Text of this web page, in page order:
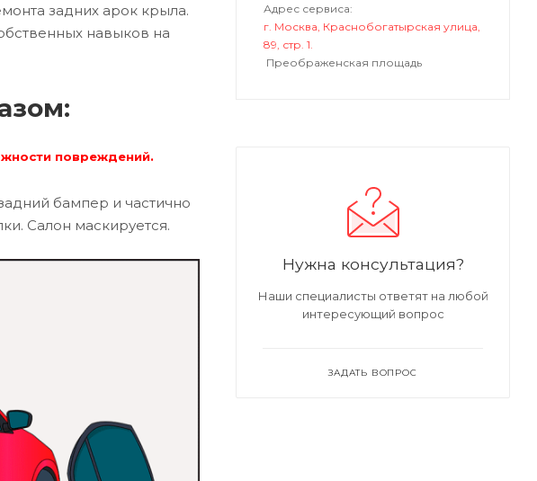
задних арок крыла.
навыков на
повреждений.
бампер и частично
Салон маскируется.
Адрес сервиса:
г. Москва, Краснобогатырская улица,
89, стр. 1.
Преображенская площадь
Нужна консультация?
Наши специалисты ответят на любой
интересующий вопрос
ЗАДАТЬ ВОПРОС